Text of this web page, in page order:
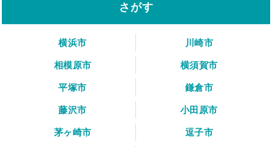
さがす
横浜市
川崎市
相模原市
横須賀市
平塚市
鎌倉市
藤沢市
小田原市
茅ヶ崎市
逗子市